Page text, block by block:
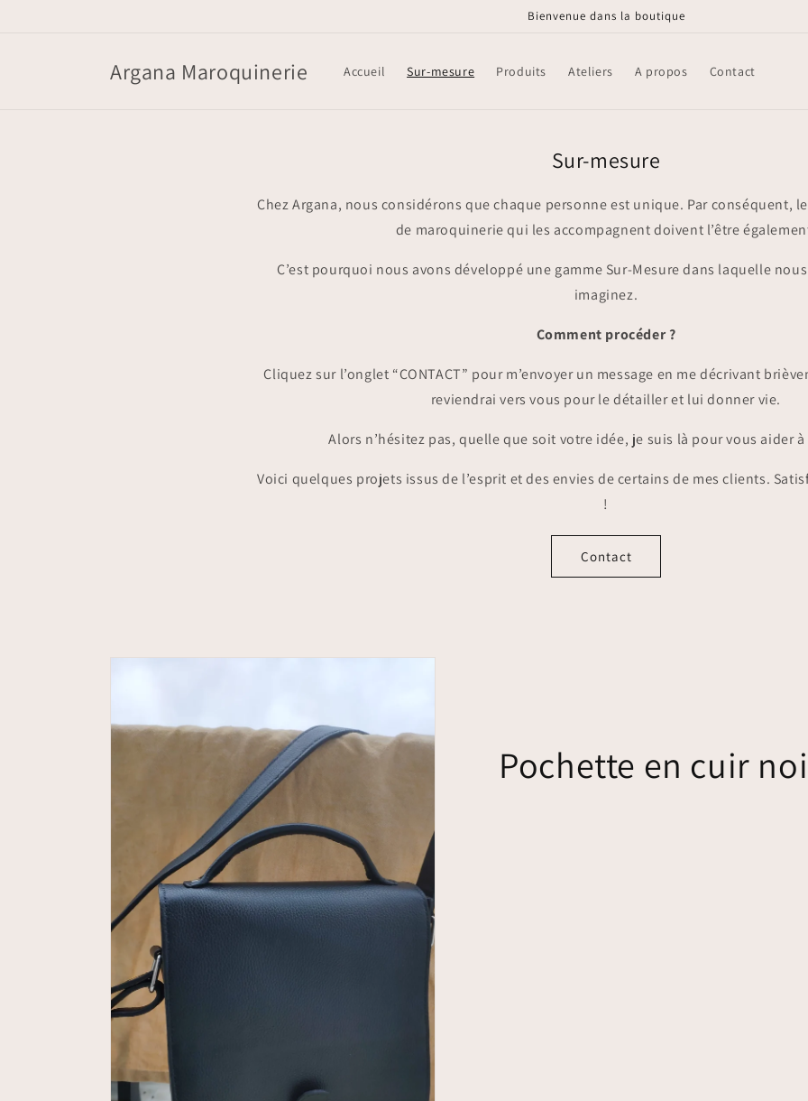
Bienvenue dans la boutique
Argana Maroquinerie Accueil Sur-mesure Produits Ateliers A propos Contact
Sur-mesure
Chez Argana, nous considérons que chaque personne est unique. Par conséquent,
de maroquinerie qui les accompagnent doivent l’être
C’est pourquoi nous avons développé une gamme Sur-Mesure dans laquelle
imaginez.
Comment procéder ?
Cliquez sur l’onglet “CONTACT” pour m’envoyer un message en me décrivant
reviendrai vers vous pour le détailler et lui donner vie.
Alors n’hésitez pas, quelle que soit votre idée, je suis là pour vous aider
Voici quelques projets issus de l’esprit et des envies de certains de mes clients.
!
Contact
Pochette en cuir